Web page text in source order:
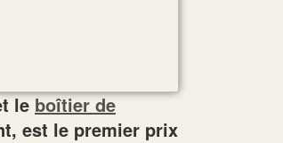
leboîtier de
est le premier prix